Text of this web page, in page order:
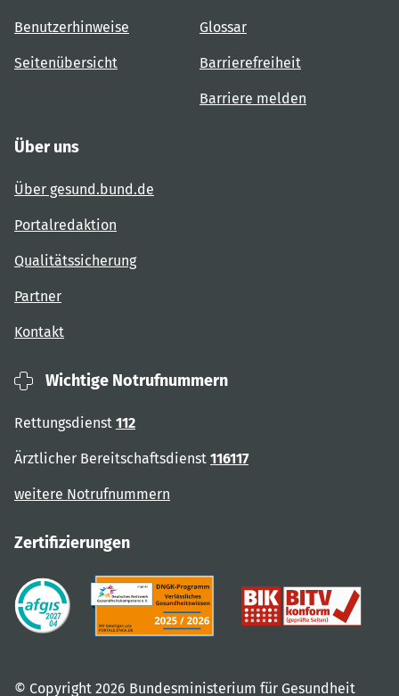
Benutzerhinweise
Seitenübersicht
Glossar
Barrierefreiheit
Barriere melden
Über uns
Über gesund.bund.de
Portalredaktion
Qualitätssicherung
Partner
Kontakt
Wichtige Notrufnummern
Rettungsdienst 112
Ärztlicher Bereitschaftsdienst 116117
weitere Notrufnummern
Zertifizierungen
© Copyright 2026 Bundesministerium für Gesundheit